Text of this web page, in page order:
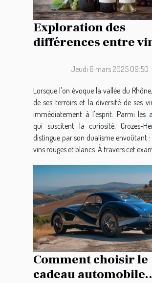
Exploration des
différences entre
Crozes-Hermitage
Jeudi 6 mars 2025 09:50
Lorsque l'on évoque la vallée du
de ses terroirs et la diversité de ses
immédiatement à l'esprit. Parmi les
qui suscitent la curiosité, Crozes-
distingue par son dualisme envoûtant :
vins rouges et blancs. À travers cet
Comment choisir le
cadeau automobile